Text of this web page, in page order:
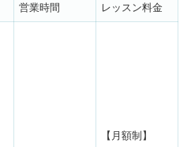
営業時間 レッスン料金
【月額制】